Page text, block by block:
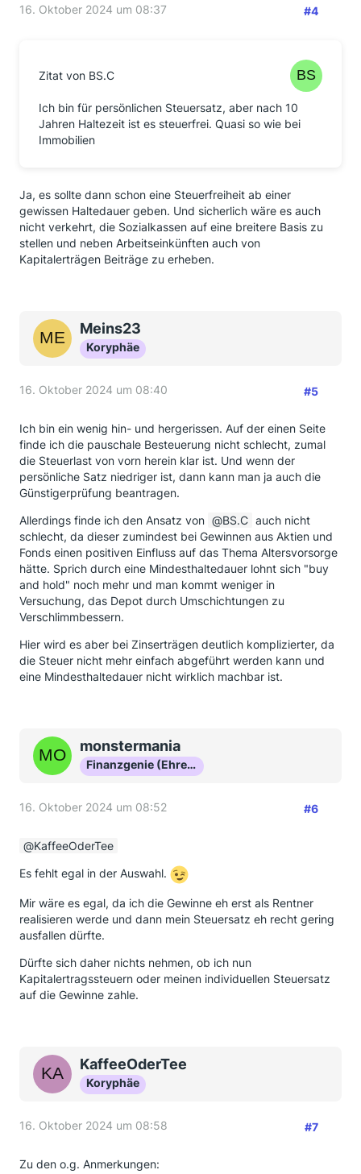
16. Oktober 2024 um 08:37 #4
Zitat von BS.C
Ich bin für persönlichen Steuersatz, aber nach 10
Jahren Haltezeit ist es steuerfrei. Quasi so wie bei
Immobilien
Ja, es sollte dann schon eine Steuerfreiheit ab einer
gewissen Haltedauer geben. Und sicherlich wäre es auch
nicht verkehrt, die Sozialkassen auf eine breitere Basis zu
stellen und neben Arbeitseinkünften auch von
Kapitalerträgen Beiträge zu erheben.
Meins23
Koryphäe
16. Oktober 2024 um 08:40 #5
Ich bin ein wenig hin- und hergerissen. Auf der einen Seite
finde ich die pauschale Besteuerung nicht schlecht, zumal
die Steuerlast von vorn herein klar ist. Und wenn der
persönliche Satz niedriger ist, dann kann man ja auch die
Günstigerprüfung beantragen.
Allerdings finde ich den Ansatz von
BS.C auch nicht
schlecht, da dieser zumindest bei Gewinnen aus Aktien und
Fonds einen positiven Einfluss auf das Thema Altersvorsorge
hätte. Sprich durch eine Mindesthaltedauer lohnt sich "buy
and hold" noch mehr und man kommt weniger in
Versuchung, das Depot durch Umschichtungen zu
Verschlimmbessern.
Hier wird es aber bei Zinserträgen deutlich komplizierter, da
die Steuer nicht mehr einfach abgeführt werden kann und
eine Mindesthaltedauer nicht wirklich machbar ist.
monstermania
Finanzgenie (Ehrenmitglied)
16. Oktober 2024 um 08:52 #6
KaffeeOderTee
Es fehlt egal in der Auswahl.
Mir wäre es egal, da ich die Gewinne eh erst als Rentner
realisieren werde und dann mein Steuersatz eh recht gering
ausfallen dürfte.
Dürfte sich daher nichts nehmen, ob ich nun
Kapitalertragssteuern oder meinen individuellen Steuersatz
auf die Gewinne zahle.
KaffeeOderTee
Koryphäe
16. Oktober 2024 um 08:58 #7
Zu den o.g. Anmerkungen: